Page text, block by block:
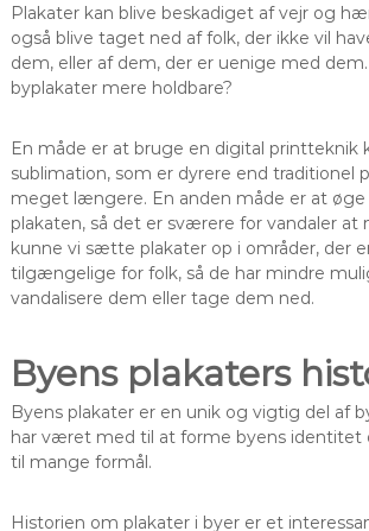
Plakater kan blive beskadiget af vejr og
også blive taget ned af folk, der ikke vil
dem, eller af dem, der er uenige med
byplakater mere holdbare?
En måde er at bruge en digital printteknik
sublimation, som er dyrere end traditionel
meget længere. En anden måde er at øge
plakaten, så det er sværere for vandaler at
kunne vi sætte plakater op i områder, der
tilgængelige for folk, så de har mindre
vandalisere dem eller tage dem ned.
Byens plakaters
Byens plakater er en unik og vigtig del af
har været med til at forme byens identitet
til mange formål.
Historien om plakater i byer er et